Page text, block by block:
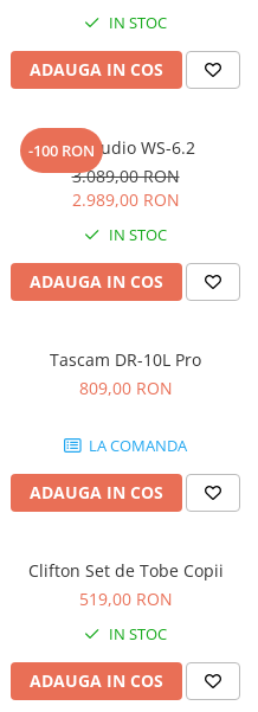
IN STOC
ADAUGA IN COS
-100 RON
Kali Audio WS-6.2
3.089,00 RON
2.989,00 RON
IN STOC
ADAUGA IN COS
Tascam DR-10L Pro
809,00 RON
LA COMANDA
ADAUGA IN COS
Clifton Set de Tobe Copii
519,00 RON
IN STOC
ADAUGA IN COS